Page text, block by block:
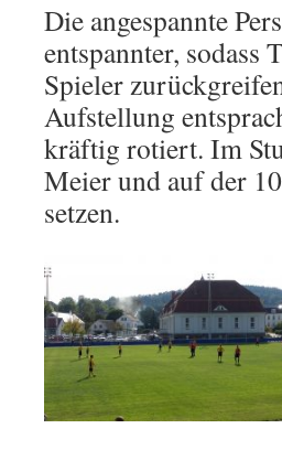
Die angespannte
entspannter, sodass
Spieler
Aufstellung
kräftig rotiert. Im
Meier und auf der
setzen.